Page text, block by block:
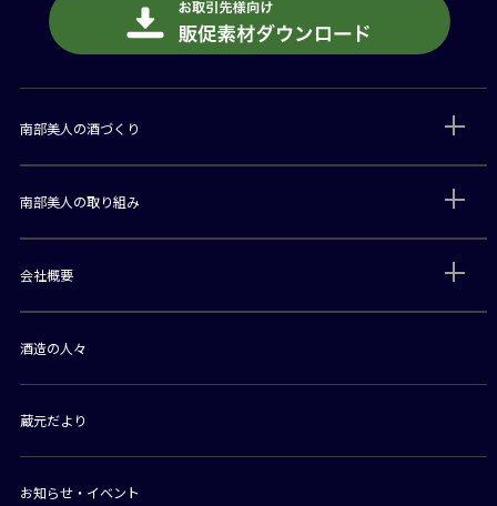
南部美人の酒づくり
南部美人の取り組み
会社概要
酒造の人々
蔵元だより
お知らせ・イベント